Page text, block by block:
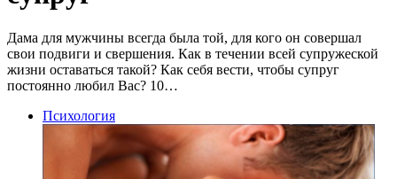
Дама для мужчины всегда была той, для кого он совершал
свои подвиги и свершения. Как в течении всей супружеской
жизни оставаться такой? Как себя вести, чтобы супруг
постоянно любил Вас? 10…
Психология